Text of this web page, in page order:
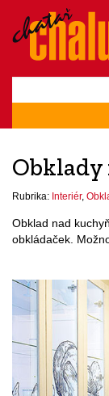
Rubrika: Interiér,
Obklad nad
obkládaček.